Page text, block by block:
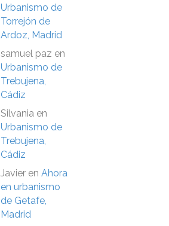
Urbanismo de
Torrejón de
Ardoz, Madrid
samuel paz en
Urbanismo de
Trebujena,
Cádiz
Silvania en
Urbanismo de
Trebujena,
Cádiz
Javier en Ahora
en urbanismo
de Getafe,
Madrid